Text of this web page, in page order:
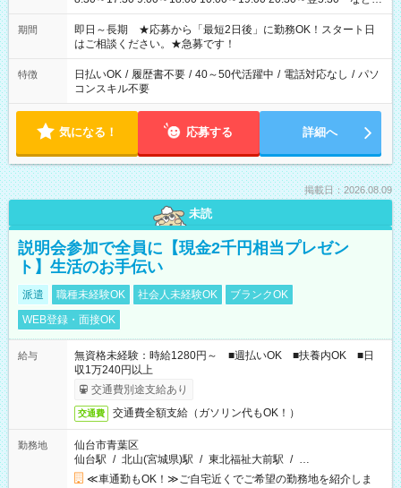
その他にも勤務時間多数！ 日勤のみ、残業なし、交替制など
ご希望を教えてください！
期間
即日～長期 ★応募から「最短2日後」に勤務OK！スタート日
はご相談ください。★急募です！
特徴 日払いOK / 履歴書不要 / 40～50代活躍中 / 電話対応なし / パソ
コンスキル不要
気になる！ 応募する 詳細へ
掲載日：2026.08.09
未読
説明会参加で全員に【現金2千円相当プレゼン
ト】生活のお手伝い
派遣 職種未経験OK 社会人未経験OK
ブランクOK
WEB登録・面接OK
給与
無資格未経験：時給1280円～ ■週払いOK ■扶養内OK ■日
収1万240円以上
交通費別途支給あり
交通費 交通費全額支給（ガソリン代もOK！）
勤務地
仙台市青葉区
仙台駅 / 北山(宮城県)駅 / 東北福祉大前駅 / …
≪車通勤もOK！≫ご自宅近くでご希望の勤務地を紹介しま